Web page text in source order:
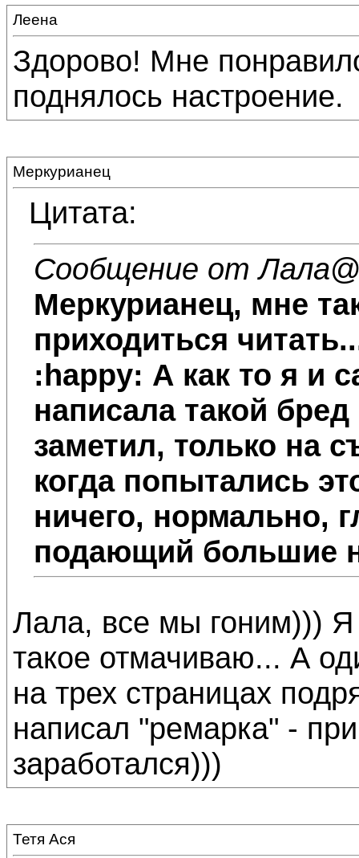
Леена
Здорово! Мне
поднялось настроение.
Меркурианец
Цитата:
Сообщение от Лала
Меркурианец, мне
приходиться
:happy: А как то я и
написала такой
заметил, только на
когда попытались
ничего, нормально,
подающий большие
Лала, все мы гоним))) Я
такое отмачиваю... А
на трех страницах
написал "ремарка" -
заработался)))
Тетя Ася